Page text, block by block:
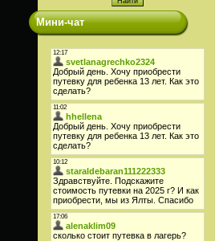
Мини-чат